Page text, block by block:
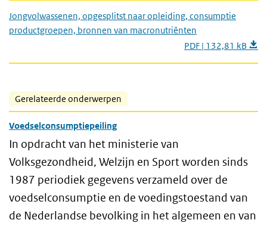
Jongvolwassenen, opgesplitst naar opleiding, consumptie
productgroepen, bronnen van macronutriënten
PDF | 132,81 kB
Gerelateerde onderwerpen
Voedselconsumptiepeiling
In opdracht van het ministerie van
Volksgezondheid, Welzijn en Sport worden sinds
1987 periodiek gegevens verzameld over de
voedselconsumptie en de voedingstoestand van
de Nederlandse bevolking in het algemeen en van